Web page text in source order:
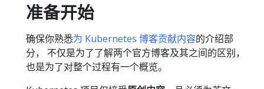
准备开始
确保你熟悉为 Kubernetes 博客贡献内容的介绍部
分， 不仅是为了了解两个官方博客及其之间的区别，
也是为了对整个过程有一个概览。